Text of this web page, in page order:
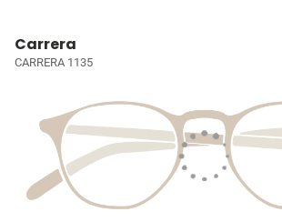
Carrera
CARRERA 1135